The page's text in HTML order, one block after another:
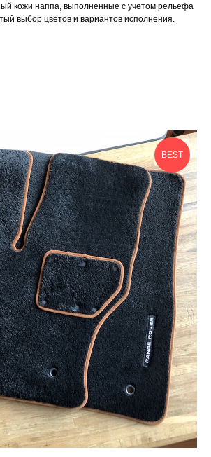
кожи наппа, выполненные с учетом рельефа
выбор цветов и вариантов исполнения.
BEST